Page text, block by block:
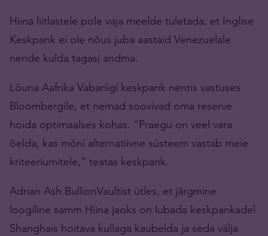
Hiina liitlastele pole vaja meelde tuletada, et Inglise
Keskpank ei ole nõus juba aastaid Venezuelale
nende kulda tagasi andma.
Lõuna Aafrika Vabariigi keskpank nentis vastuses
Bloombergile, et nemad soovivad oma reserve
hoida optimaalses kohas. “Praegu on veel vara
öelda, kas mõni alternatiivne süsteem vastab meie
kriteeriumitele,” teatas keskpank.
Adrian Ash BullionVaultist ütles, et järgmine
loogiline samm Hiina jaoks on lubada keskpankadel
Shanghais hoitava kullaga kaubelda ja seda välja